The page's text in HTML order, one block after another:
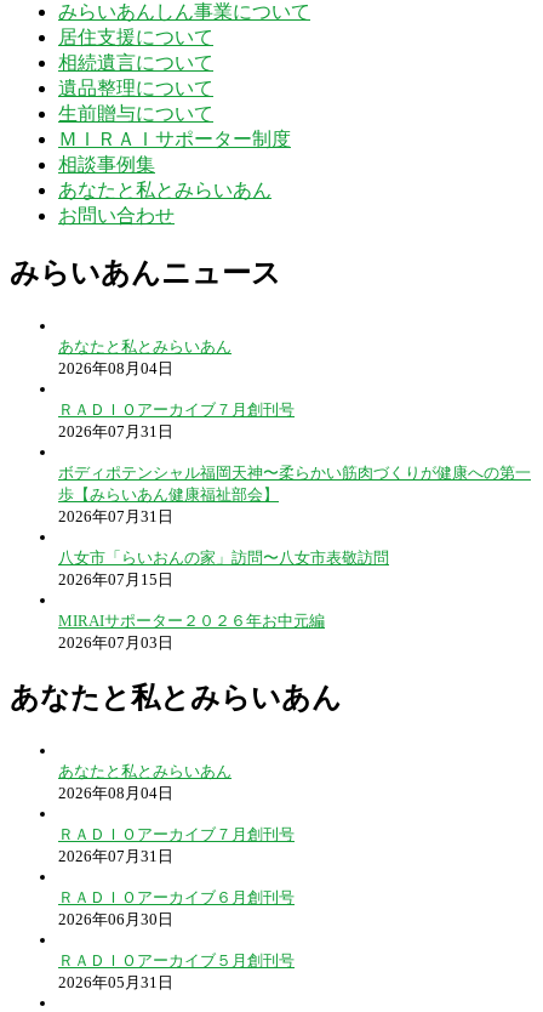
みらいあんしん事業について
居住支援について
相続遺言について
遺品整理について
生前贈与について
ＭＩＲＡＩサポーター制度
相談事例集
あなたと私とみらいあん
お問い合わせ
みらいあんニュース
あなたと私とみらいあん
2026年08月04日
ＲＡＤＩＯアーカイブ７月創刊号
2026年07月31日
ボディポテンシャル福岡天神〜柔らかい筋肉づくりが健康への第一
歩【みらいあん健康福祉部会】
2026年07月31日
八女市「らいおんの家」訪問〜八女市表敬訪問
2026年07月15日
MIRAIサポーター２０２６年お中元編
2026年07月03日
あなたと私とみらいあん
あなたと私とみらいあん
2026年08月04日
ＲＡＤＩＯアーカイブ７月創刊号
2026年07月31日
ＲＡＤＩＯアーカイブ６月創刊号
2026年06月30日
ＲＡＤＩＯアーカイブ５月創刊号
2026年05月31日